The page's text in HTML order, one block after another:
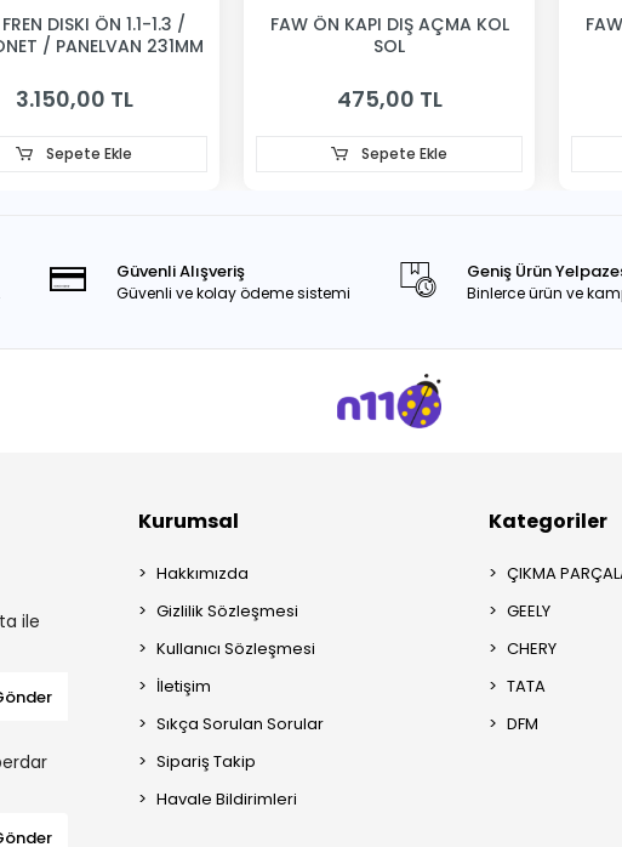
DISKI ÖN 1.1-1.3 /
/ PANELVAN 231MM
3.150,00 TL
Sepete Ekle
FAW ÖN KAPI DIŞ AÇMA KOL
SOL
475,00 TL
Sepete Ekle
Güvenli Alışveriş
Güvenli ve kolay ödeme sistemi
Geniş Ürün
Binlerce ürün ve
ile
Kurumsal
Hakkımızda
Gizlilik Sözleşmesi
Kullanıcı Sözleşmesi
İletişim
Sıkça Sorulan Sorular
Sipariş Takip
Havale Bildirimleri
Kategoriler
ÇIKMA
GEELY
CHERY
TATA
DFM